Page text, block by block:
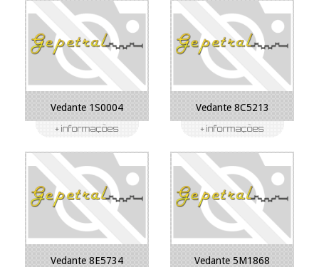
Vedante 1S0004 Vedante 8C5213
Vedante 8E5734 Vedante 5M1868